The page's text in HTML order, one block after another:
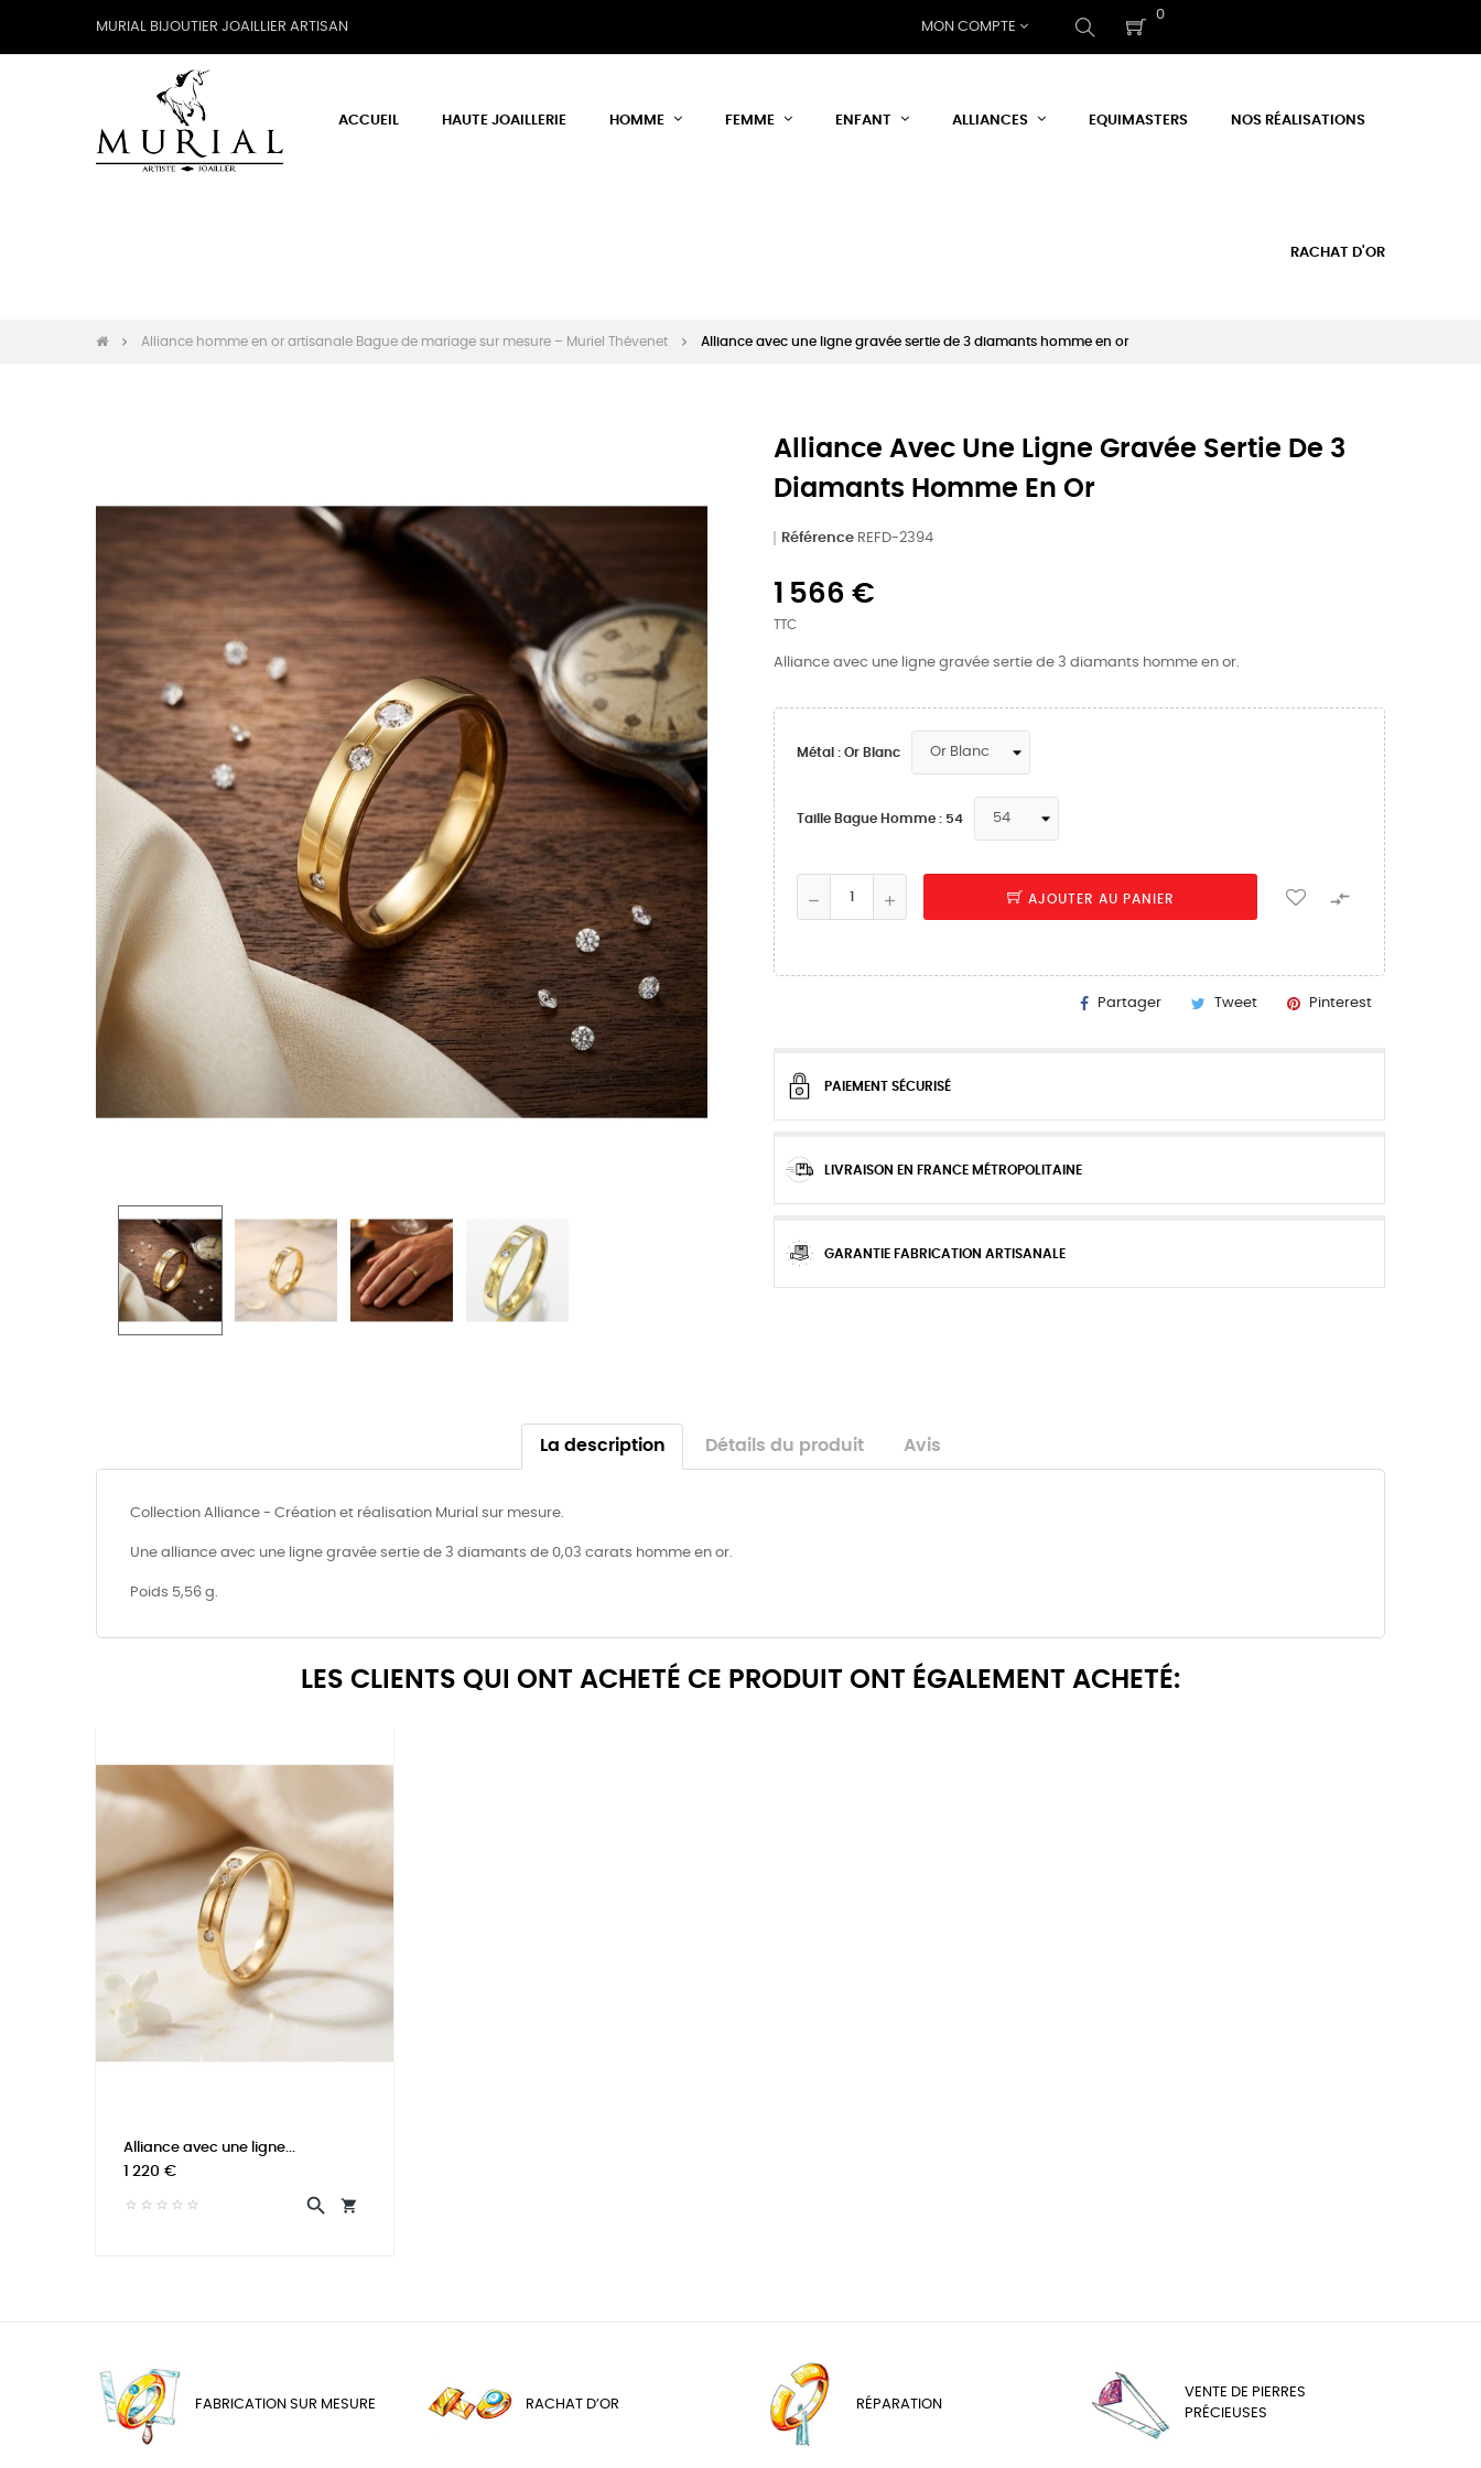
MURIAL BIJOUTIER JOAILLIER ARTISAN MON COMPTE
0
ACCUEIL HAUTE JOAILLERIE HOMME FEMME ENFANT ALLIANCES EQUIMASTERS NOS RÉALISATIONS
RACHAT D'OR
Alliance homme en or artisanale Bague de mariage sur mesure – Muriel Thévenet Alliance avec une ligne gravée sertie de 3 diamants homme en or
Alliance Avec Une Ligne Gravée Sertie De 3
Diamants Homme En Or
Référence REFD-2394
1 566 €
TTC
Alliance avec une ligne gravée sertie de 3 diamants homme en or.
Métal : Or Blanc
Taille Bague Homme : 54
AJOUTER AU PANIER 
Partager Tweet Pinterest
PAIEMENT SÉCURISÉ
LIVRAISON EN FRANCE MÉTROPOLITAINE
GARANTIE FABRICATION ARTISANALE
La description Détails du produit Avis
Collection Alliance - Création et réalisation Murial sur mesure.
Une alliance avec une ligne gravée sertie de 3 diamants de 0,03 carats homme en or.
Poids 5,56 g.
LES CLIENTS QUI ONT ACHETÉ CE PRODUIT ONT ÉGALEMENT ACHETÉ:
Alliance avec une ligne...
Prix
1 220 €


FABRICATION SUR MESURE RACHAT D’OR RÉPARATION
VENTE DE PIERRES
PRÉCIEUSES